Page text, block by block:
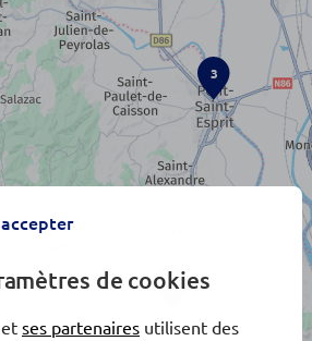
3
x2
de cookies
ses partenaires utilisent des